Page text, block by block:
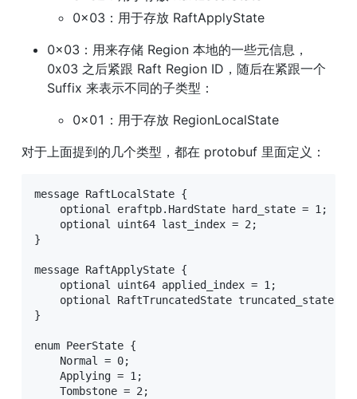
0x03：用于存放 RaftApplyState
0x03：用来存储 Region 本地的一些元信息，
0x03 之后紧跟 Raft Region ID，随后在紧跟一个
Suffix 来表示不同的子类型：
0x01：用于存放 RegionLocalState
对于上面提到的几个类型，都在 protobuf 里面定义：
message RaftLocalState {
    optional eraftpb.HardState hard_state = 1;
    optional uint64 last_index = 2;
}
message RaftApplyState {
    optional uint64 applied_index = 1;
optional RaftTruncatedState truncated_state =
}
enum PeerState {
    Normal = 0;
    Applying = 1;
    Tombstone = 2;